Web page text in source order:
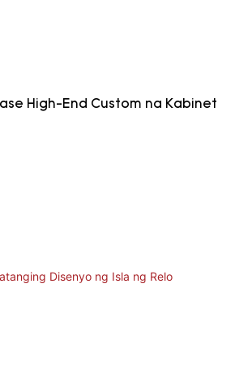
High-End Custom na Kabinet